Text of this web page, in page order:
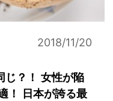
2018/11/20
じ？！ 女性が陥
！ 日本が誇る最